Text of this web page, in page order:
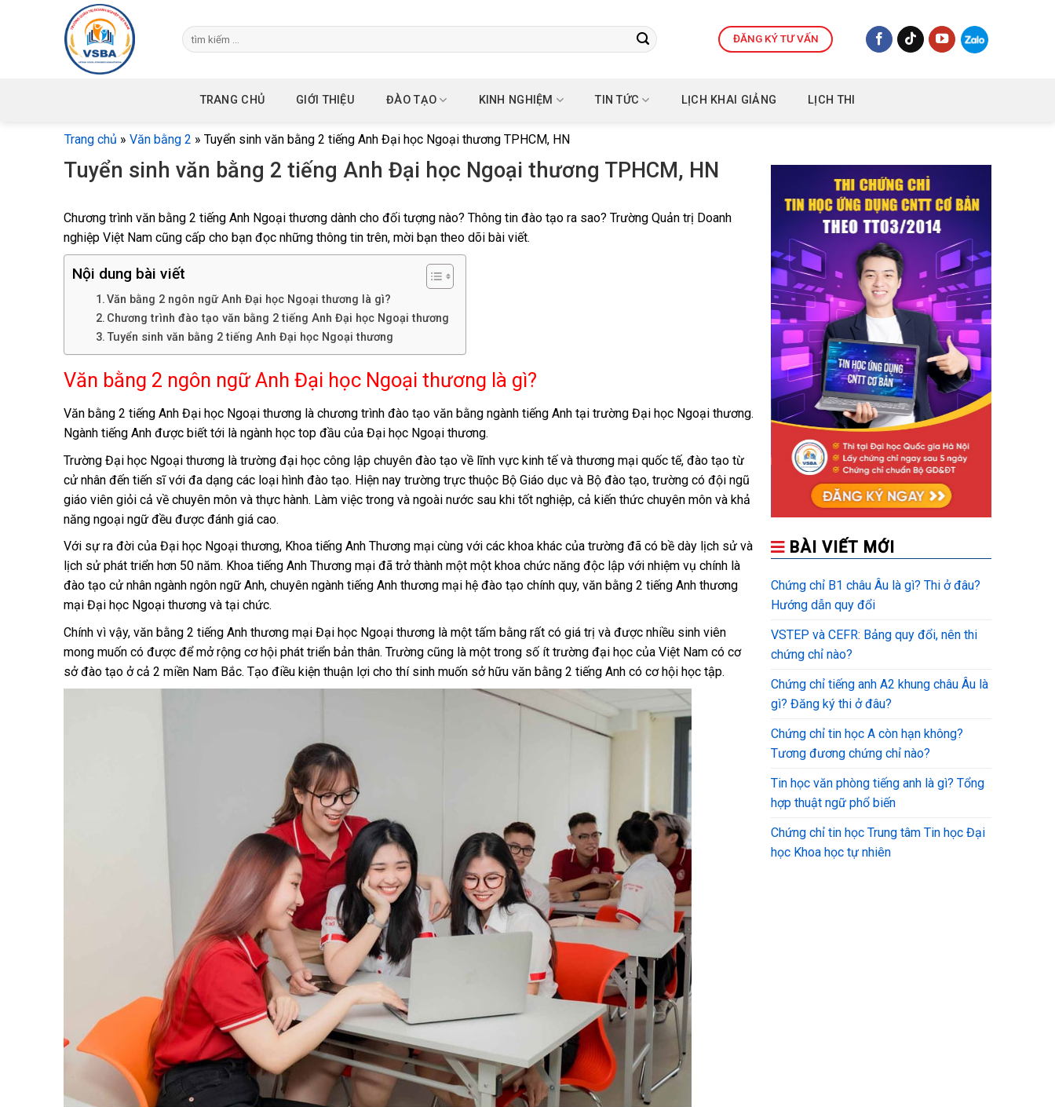
ĐĂNG KÝ TƯ VẤN
TRANG CHỦ GIỚI THIỆU ĐÀO TẠO KINH NGHIỆM TIN TỨC LỊCH KHAI GIẢNG LỊCH THI
Trang chủ » Văn bằng 2 » Tuyển sinh văn bằng 2 tiếng Anh Đại học Ngoại thương TPHCM, HN
Tuyển sinh văn bằng 2 tiếng Anh Đại học Ngoại thương TPHCM, HN
Chương trình văn bằng 2 tiếng Anh Ngoại thương dành cho đối tượng nào? Thông tin đào tạo ra sao? Trường Quản trị Doanh
nghiệp Việt Nam cũng cấp cho bạn đọc những thông tin trên, mời bạn theo dõi bài viết.
Nội dung bài viết
Văn bằng 2 ngôn ngữ Anh Đại học Ngoại thương là gì?
Chương trình đào tạo văn bằng 2 tiếng Anh Đại học Ngoại thương
Tuyển sinh văn bằng 2 tiếng Anh Đại học Ngoại thương
Văn bằng 2 ngôn ngữ Anh Đại học Ngoại thương là gì?
Văn bằng 2 tiếng Anh Đại học Ngoại thương là chương trình đào tạo văn bằng ngành tiếng Anh tại trường Đại học Ngoại thương.
Ngành tiếng Anh được biết tới là ngành học top đầu của Đại học Ngoại thương.
Trường Đại học Ngoại thương là trường đại học công lập chuyên đào tạo về lĩnh vực kinh tế và thương mại quốc tế, đào tạo từ
cử nhân đến tiến sĩ với đa dạng các loại hình đào tạo. Hiện nay trường trực thuộc Bộ Giáo dục và Bộ đào tạo, trường có đội ngũ
giáo viên giỏi cả về chuyên môn và thực hành. Làm việc trong và ngoài nước sau khi tốt nghiệp, cả kiến ​​thức chuyên môn và khả
năng ngoại ngữ đều được đánh giá cao.
Với sự ra đời của Đại học Ngoại thương, Khoa tiếng Anh Thương mại cùng với các khoa khác của trường đã có bề dày lịch sử và
lịch sử phát triển hơn 50 năm. Khoa tiếng Anh Thương mại đã trở thành một một khoa chức năng độc lập với nhiệm vụ chính là
đào tạo cử nhân ngành ngôn ngữ Anh, chuyên ngành tiếng Anh thương mại hệ đào tạo chính quy, văn bằng 2 tiếng Anh thương
mại Đại học Ngoại thương và tại chức.
Chính vì vậy, văn bằng 2 tiếng Anh thương mại Đại học Ngoại thương là một tấm bằng rất có giá trị và được nhiều sinh viên
mong muốn có được để mở rộng cơ hội phát triển bản thân. Trường cũng là một trong số ít trường đại học của Việt Nam có cơ
sở đào tạo ở cả 2 miền Nam Bắc. Tạo điều kiện thuận lợi cho thí sinh muốn sở hữu văn bằng 2 tiếng Anh có cơ hội học tập.
BÀI VIẾT MỚI
Chứng chỉ B1 châu Âu là gì? Thi ở đâu?
Hướng dẫn quy đổi
VSTEP và CEFR: Bảng quy đổi, nên thi
chứng chỉ nào?
Chứng chỉ tiếng anh A2 khung châu Âu là
gì? Đăng ký thi ở đâu?
Chứng chỉ tin học A còn hạn không?
Tương đương chứng chỉ nào?
Tin học văn phòng tiếng anh là gì? Tổng
hợp thuật ngữ phổ biến
Chứng chỉ tin học Trung tâm Tin học Đại
học Khoa học tự nhiên